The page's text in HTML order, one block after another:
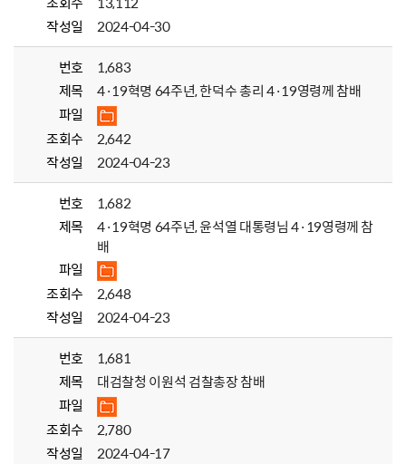
작성일
2024-04-30
번호
1,683
제목
4·19혁명 64주년, 한덕수 총리 4·19영령께 참배
파일
조회수
2,642
작성일
2024-04-23
번호
1,682
제목
4·19혁명 64주년, 윤석열 대통령님 4·19영령께 참
배
파일
조회수
2,648
작성일
2024-04-23
번호
1,681
제목
대검찰청 이원석 검찰총장 참배
파일
조회수
2,780
작성일
2024-04-17